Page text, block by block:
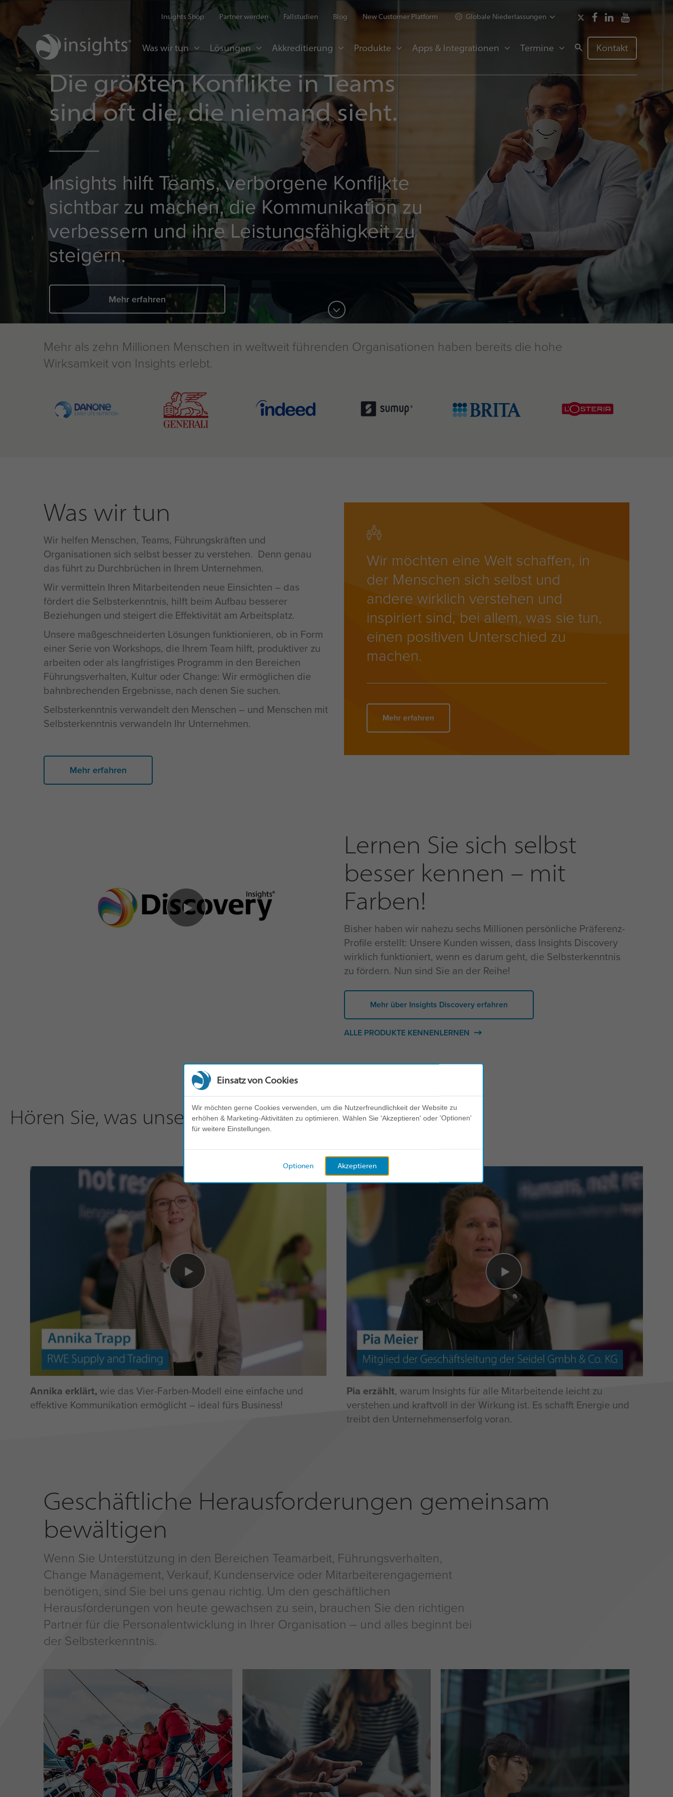
Insights Shop Partner werden Fallstudien Blog New Customer Platform Globale Niederlassungen
Was wir tun Lösungen Akkreditierung Produkte Apps & Integrationen Termine Kontakt
Die größten Konflikte in Teams
sind oft die, die niemand sieht.
Insights hilft Teams, verborgene Konflikte
sichtbar zu machen, die Kommunikation zu
verbessern und ihre Leistungsfähigkeit zu
steigern. ⠀
Mehr erfahren
Mehr als zehn Millionen Menschen in weltweit führenden Organisationen haben bereits die hohe
Wirksamkeit von Insights erlebt.
Was wir tun
Wir helfen Menschen, Teams, Führungskräften und
Organisationen sich selbst besser zu verstehen. Denn genau
das führt zu Durchbrüchen in Ihrem Unternehmen.
Wir vermitteln Ihren Mitarbeitenden neue Einsichten – das
fördert die Selbsterkenntnis, hilft beim Aufbau besserer
Beziehungen und steigert die Effektivität am Arbeitsplatz.
Unsere maßgeschneiderten Lösungen funktionieren, ob in Form
einer Serie von Workshops, die Ihrem Team hilft, produktiver zu
arbeiten oder als langfristiges Programm in den Bereichen
Führungsverhalten, Kultur oder Change: Wir ermöglichen die
bahnbrechenden Ergebnisse, nach denen Sie suchen.
Selbsterkenntnis verwandelt den Menschen – und Menschen mit
Selbsterkenntnis verwandeln Ihr Unternehmen.
Mehr erfahren
Wir möchten eine Welt schaffen, in
der Menschen sich selbst und
andere wirklich verstehen und
inspiriert sind, bei allem, was sie tun,
einen positiven Unterschied zu
machen.
Mehr erfahren
Lernen Sie sich selbst
besser kennen – mit
Farben!
Bisher haben wir nahezu sechs Millionen persönliche Präferenz-
Profile erstellt: Unsere Kunden wissen, dass Insights Discovery
wirklich funktioniert, wenn es darum geht, die Selbsterkenntnis
zu fördern. Nun sind Sie an der Reihe!
Mehr über Insights Discovery erfahren
ALLE PRODUKTE KENNENLERNEN
Hören Sie, was unsere Kunden zu sagen haben!
Annika erklärt, wie das Vier-Farben-Modell eine einfache und
effektive Kommunikation ermöglicht – ideal fürs Business!
Pia erzählt, warum Insights für alle Mitarbeitende leicht zu
verstehen und kraftvoll in der Wirkung ist. Es schafft Energie und
treibt den Unternehmenserfolg voran.
Geschäftliche Herausforderungen gemeinsam
bewältigen
Wenn Sie Unterstützung in den Bereichen Teamarbeit, Führungsverhalten,
Change Management, Verkauf, Kundenservice oder Mitarbeiterengagement
benötigen, sind Sie bei uns genau richtig. Um den geschäftlichen
Herausforderungen von heute gewachsen zu sein, brauchen Sie den richtigen
Partner für die Personalentwicklung in Ihrer Organisation – und alles beginnt bei
der Selbsterkenntnis.
Einsatz von Cookies
Wir möchten gerne Cookies verwenden, um die Nutzerfreundlichkeit der Website zu
erhöhen & Marketing-Aktivitäten zu optimieren. Wählen Sie 'Akzeptieren' oder 'Optionen'
für weitere Einstellungen.
Akzeptieren
Optionen